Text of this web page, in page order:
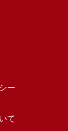
ー
て